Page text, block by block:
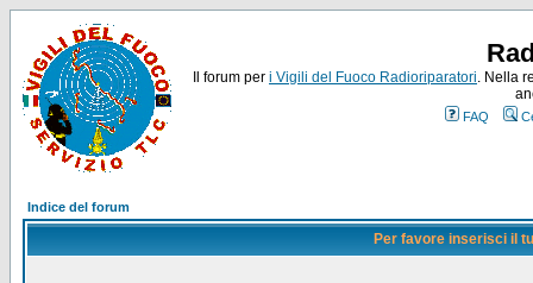
Il forum per i Vigili del Fuoco Radioriparatori. Nella
FAQ
Indice del forum
Per favore inserisci il